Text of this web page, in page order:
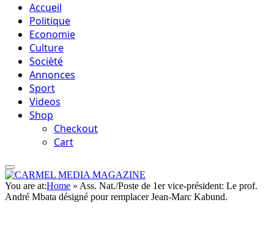
Accueil
Politique
Economie
Culture
Socièté
Annonces
Sport
Videos
Shop
Checkout
Cart
You are at:Home » Ass. Nat./Poste de 1er vice-président: Le prof.
André Mbata désigné pour remplacer Jean-Marc Kabund.